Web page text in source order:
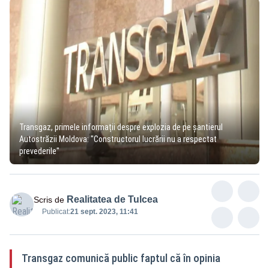
Transgaz, primele informații despre explozia de pe șantierul
Autostrăzii Moldova: "Constructorul lucrării nu a respectat
prevederile"
Scris de Realitatea de Tulcea
Publicat:21 sept. 2023, 11:41
Transgaz comunică public faptul că în opinia